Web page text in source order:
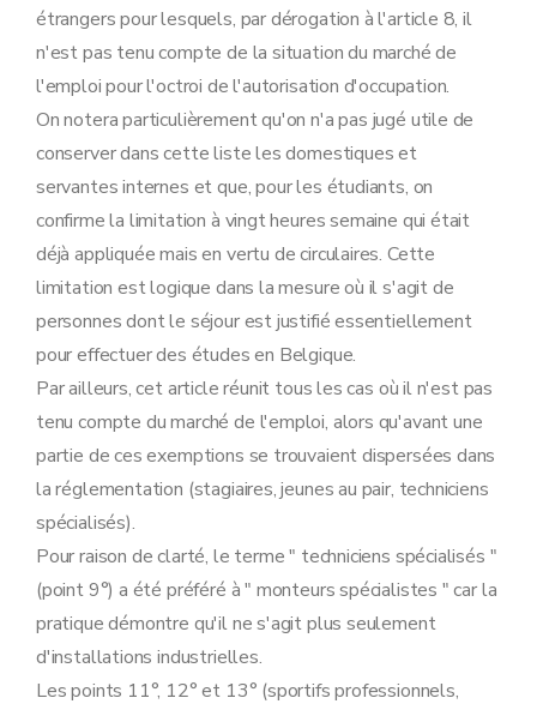
étrangers pour lesquels, par dérogation à l'article 8, il
n'est pas tenu compte de la situation du marché de
l'emploi pour l'octroi de l'autorisation d'occupation.
On notera particulièrement qu'on n'a pas jugé utile de
conserver dans cette liste les domestiques et
servantes internes et que, pour les étudiants, on
confirme la limitation à vingt heures semaine qui était
déjà appliquée mais en vertu de circulaires. Cette
limitation est logique dans la mesure où il s'agit de
personnes dont le séjour est justifié essentiellement
pour effectuer des études en Belgique.
Par ailleurs, cet article réunit tous les cas où il n'est pas
tenu compte du marché de l'emploi, alors qu'avant une
partie de ces exemptions se trouvaient dispersées dans
la réglementation (stagiaires, jeunes au pair, techniciens
spécialisés).
Pour raison de clarté, le terme " techniciens spécialisés "
(point 9°) a été préféré à " monteurs spécialistes " car la
pratique démontre qu'il ne s'agit plus seulement
d'installations industrielles.
Les points 11°, 12° et 13° (sportifs professionnels,